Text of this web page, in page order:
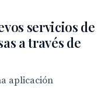
servicios de
a través de
aplicación